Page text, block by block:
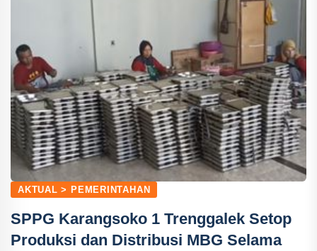
AKTUAL > PEMERINTAHAN
SPPG Karangsoko 1 Trenggalek Setop
Produksi dan Distribusi MBG Selama